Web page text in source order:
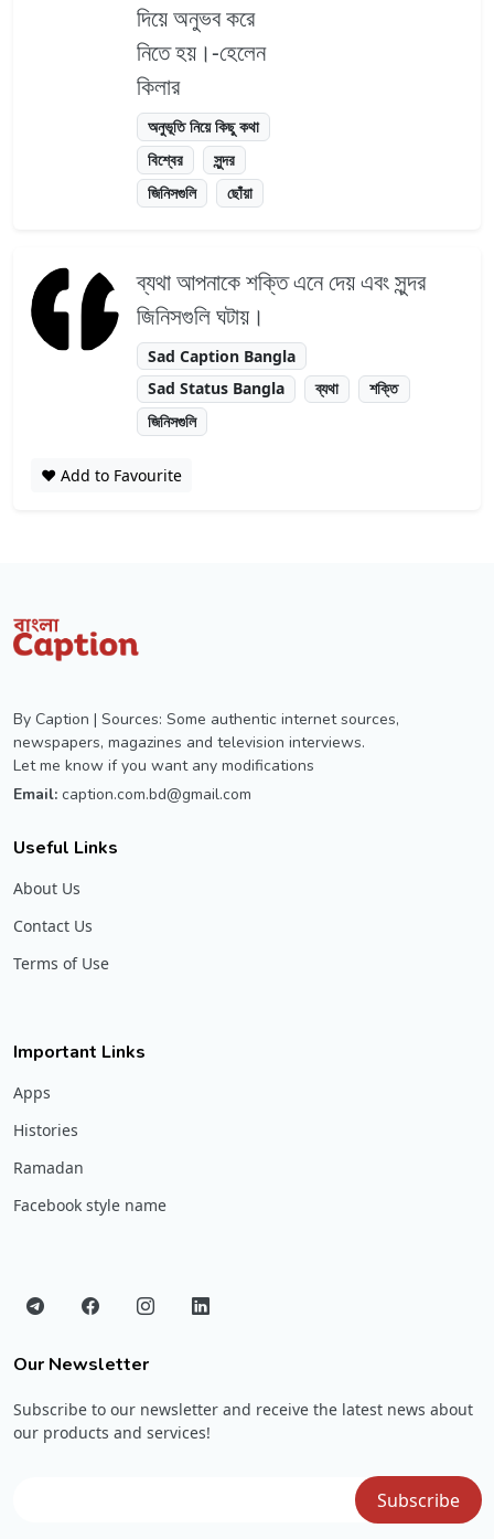
দিয়ে অনুভব করে
নিতে হয়।-হেলেন
কিলার
অনুভূতি নিয়ে কিছু কথা
বিশ্বের
সুন্দর
জিনিসগুলি
ছোঁয়া
ব্যথা আপনাকে শক্তি এনে দেয় এবং সুন্দর
জিনিসগুলি ঘটায়।
Sad Caption Bangla
Sad Status Bangla
ব্যথা
শক্তি
জিনিসগুলি
❤️ Add to Favourite
By Caption | Sources: Some authentic internet sources,
newspapers, magazines and television interviews.
Let me know if you want any modifications
Email: caption.com.bd@gmail.com
Useful Links
About Us
Contact Us
Terms of Use
Important Links
Apps
Histories
Ramadan
Facebook style name
Our Newsletter
Subscribe to our newsletter and receive the latest news about
our products and services!